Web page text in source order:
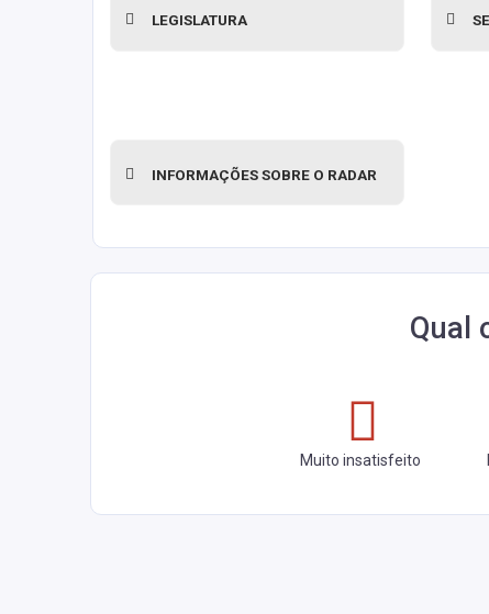
LEGISLATURA
INFORMAÇÕES SOBRE O RADAR
Qual
Muito insatisfeito